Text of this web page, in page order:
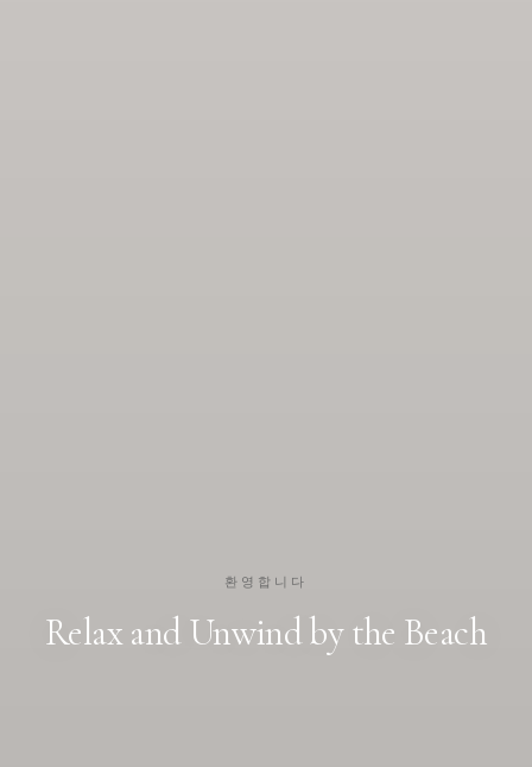
환영합니다
Relax and Unwind by the Beach